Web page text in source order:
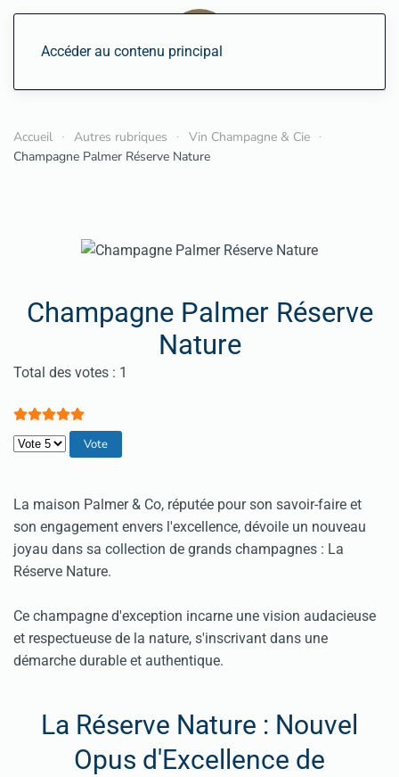
Accéder au contenu principal
Accueil Autres rubriques
Vin Champagne & Cie
Champagne Palmer Réserve Nature
Champagne Palmer Réserve
Nature
Vote utilisateur:5/
Total des votes : 1
Veuillez voter
La maison Palmer & Co, réputée pour son savoir-faire et
son engagement envers l'excellence, dévoile un nouveau
joyau dans sa collection de grands champagnes : La
Réserve Nature.
Ce champagne d'exception incarne une vision audacieuse
et respectueuse de la nature, s'inscrivant dans une
démarche durable et authentique.
La Réserve Nature : Nouvel
Opus d'Excellence de